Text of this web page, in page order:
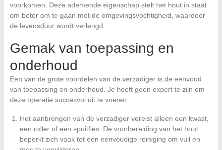
voorkomen. Deze ademende eigenschap stelt het hout in staat
om beter om te gaan met de omgevingsvochtigheid, waardoor
de levensduur wordt verlengd.
Gemak van toepassing en
onderhoud
Een van de grote voordelen van de verzadiger is de eenvoud
van toepassing en onderhoud. Je hoeft geen expert te zijn om
deze operatie succesvol uit te voeren.
Het aanbrengen van de verzadiger vereist alleen een kwast,
een roller of een spuitfles. De voorbereiding van het hout
beperkt zich vaak tot een eenvoudige reiniging om vuil en